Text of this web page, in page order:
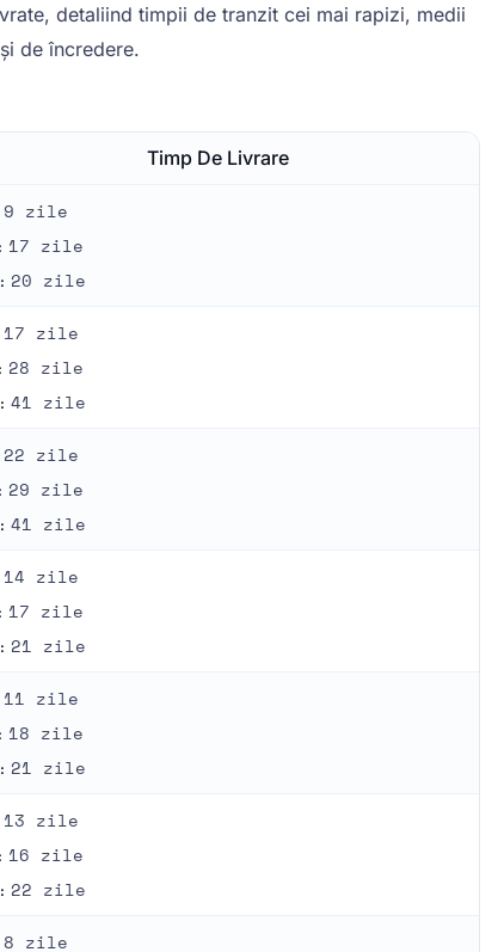
detaliind timpii de tranzit cei mai rapizi, medii
de încredere.
Timp De Livrare
9 zile
17 zile
20 zile
17 zile
28 zile
41 zile
22 zile
29 zile
41 zile
14 zile
17 zile
21 zile
11 zile
18 zile
21 zile
13 zile
16 zile
22 zile
8 zile